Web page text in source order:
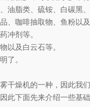
油脂类、硫铵、白碳黑、
、咖啡抽取物、鱼粉以及
冲剂等。
以及白云石等。
了。
干燥机的一种，因此我
此下面先来介绍一些基